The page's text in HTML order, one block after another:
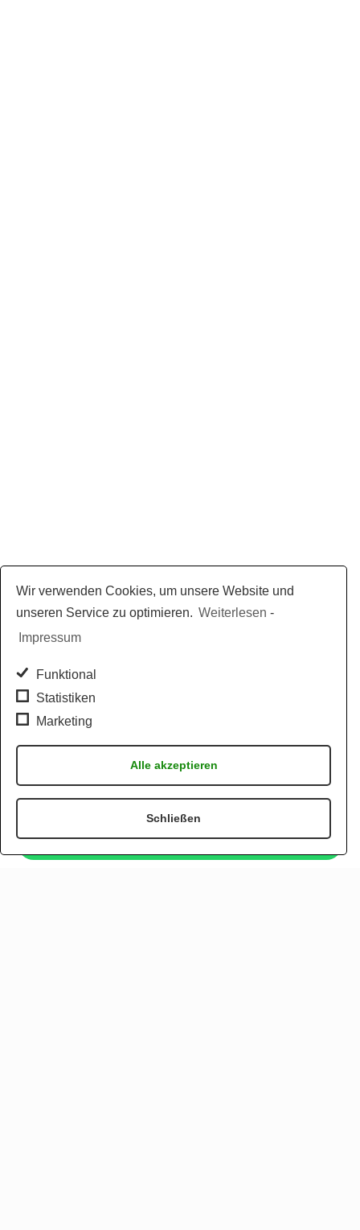
Wir verwenden Cookies, um unsere Website und
unseren Service zu optimieren. Weiterlesen -
Impressum
Funktional
Statistiken
Marketing
Alle akzeptieren
Schließen
Jetzt per WhatsApp bestellen